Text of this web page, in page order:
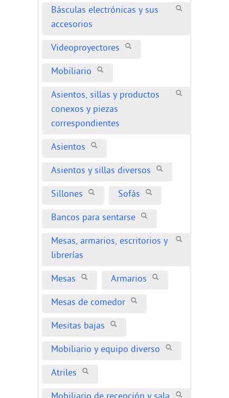
Básculas electrónicas y sus
accesorios
Videoproyectores
Mobiliario
Asientos, sillas y productos
conexos y piezas
correspondientes
Asientos
Asientos y sillas diversos
Sillones Sofás
Bancos para sentarse
Mesas, armarios, escritorios y
librerías
Mesas Armarios
Mesas de comedor
Mesitas bajas
Mobiliario y equipo diverso
Atriles